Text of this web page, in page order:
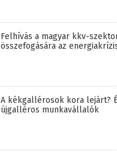
Felhívás a magyar kkv-
összefogására az
A kékgallérosok kora lejárt?
újgalléros munkavállalók